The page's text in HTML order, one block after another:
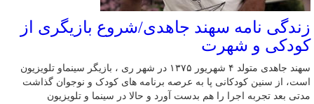
زندگی نامه سهند جاهدی/شروع بازیگری از
کودکی و شهرت
سهند جاهدی متولد ۴ شهریور ۱۳۷۵ در شهر ری ، بازیگر سینماو تلویزیون
است، از سنین کودکانی پا به عرصه برنامه های کودک و نوجوان گذاشت
مدتی بعد تجربه اجرا را هم بدست آورد و حالا در سینما و تلویزیون